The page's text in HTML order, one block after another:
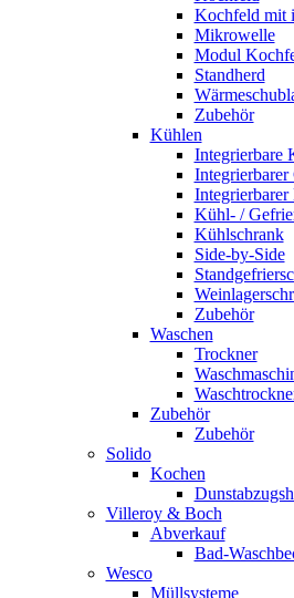
Kochfeld mit
Mikrowelle
Modul
Standherd
Zubehör
Kühlen
Integrierbare
Integrierbarer
Kühl- /
Kühlschrank
Side-by-Side
Zubehör
Waschen
Trockner
Zubehör
Zubehör
Solido
Kochen
Villeroy & Boch
Abverkauf
Bad-
Wesco
Müllsysteme